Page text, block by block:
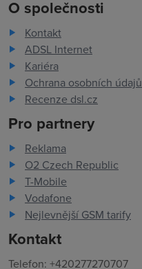
O společnosti
Kontakt
ADSL Internet
Kariéra
Ochrana osobních údajů
Recenze dsl.cz
Pro partnery
Reklama
O2 Czech Republic
T-Mobile
Vodafone
Nejlevnější GSM tarify
Kontakt
Telefon: +420277270707